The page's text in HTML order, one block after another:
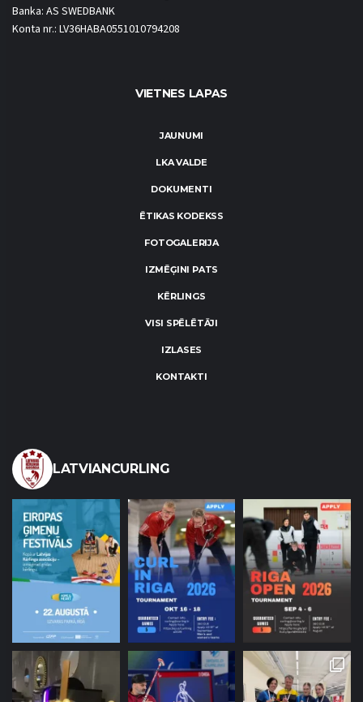
Banka: AS SWEDBANK
Konta nr.: LV36HABA0551010794208
VIETNES LAPAS
JAUNUMI
LKA VALDE
DOKUMENTI
ĒTIKAS KODEKSS
FOTOGALERIJA
IZMĒĢINI PATS
KĒRLINGS
VISI SPĒLĒTĀJI
IZLASES
KONTAKTI
LATVIANCURLING